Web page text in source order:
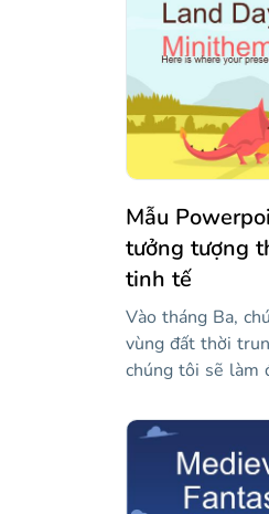
cảm hứng từ
sĩ, nông
trí của nó trong
dành cho giáo
Mẫu
tưởng tượng
tinh tế
Vào tháng Ba,
vùng đất thời
chúng tôi sẽ làm
giả tưởng mà
ngày 25 tháng
tượng của thế
một trong